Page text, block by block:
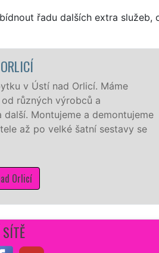
řadu dalších extra služeb,
v Ústí nad Orlicí. Máme
různých výrobců a
Montujeme a demontujeme
až po velké šatní sestavy se
Orlicí